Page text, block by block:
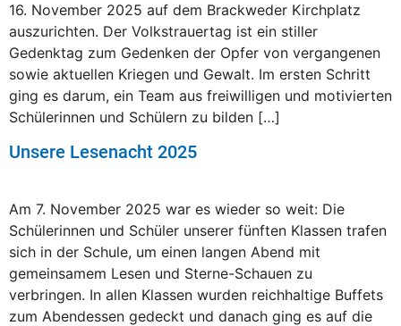
16. November 2025 auf dem Brackweder Kirchplatz
auszurichten. Der Volkstrauertag ist ein stiller
Gedenktag zum Gedenken der Opfer von vergangenen
sowie aktuellen Kriegen und Gewalt. Im ersten Schritt
ging es darum, ein Team aus freiwilligen und motivierten
Schülerinnen und Schülern zu bilden […]
Unsere Lesenacht 2025
Am 7. November 2025 war es wieder so weit: Die
Schülerinnen und Schüler unserer fünften Klassen trafen
sich in der Schule, um einen langen Abend mit
gemeinsamem Lesen und Sterne-Schauen zu
verbringen. In allen Klassen wurden reichhaltige Buffets
zum Abendessen gedeckt und danach ging es auf die